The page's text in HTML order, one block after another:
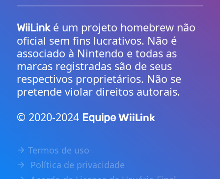
WiiLinké um projeto homebrew não
oficial sem fins lucrativos. Não é
associado à Nintendo e todas as
marcas registradas são de seus
respectivos proprietários. Não se
pretende violar direitos autorais.
©️ 2020-2024 Equipe WiiLink
Termos de uso
Política de privacidade